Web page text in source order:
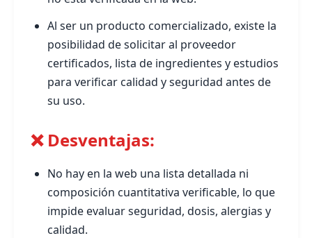
Al ser un producto comercializado, existe la
posibilidad de solicitar al proveedor
certificados, lista de ingredientes y estudios
para verificar calidad y seguridad antes de
su uso.
❌ Desventajas:
No hay en la web una lista detallada ni
composición cuantitativa verificable, lo que
impide evaluar seguridad, dosis, alergias y
calidad.